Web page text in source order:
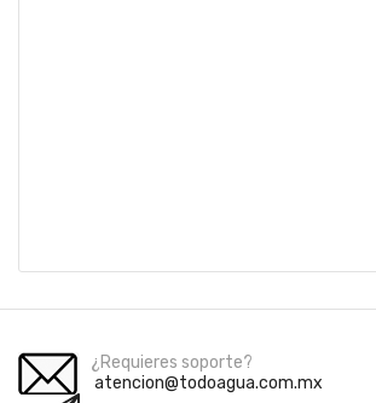
¿Requieres soporte?
atencion@todoagua.com.mx